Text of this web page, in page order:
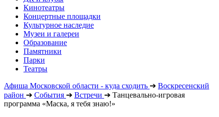
Кинотеатры
Концертные площадки
Культурное наследие
Музеи и галереи
Образование
Памятники
Парки
Театры
Афиша Московской области - куда сходить ➔ Воскресенский
район ➔ События ➔ Встречи ➔ Танцевально-игровая
программа «Маска, я тебя знаю!»